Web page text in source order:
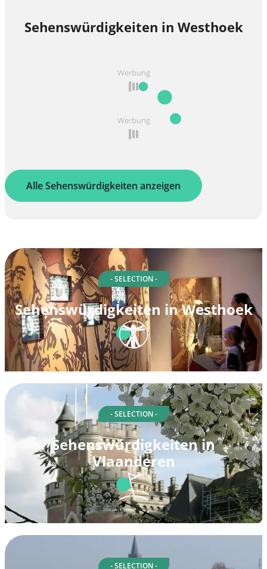
Sehenswürdigkeiten in Westhoek
Werbung
Werbung
Alle Sehenswürdigkeiten anzeigen
- SELECTION -
Sehenswürdigkeiten in Westhoek
- SELECTION -
Sehenswürdigkeiten in
Vlaanderen
- SELECTION -